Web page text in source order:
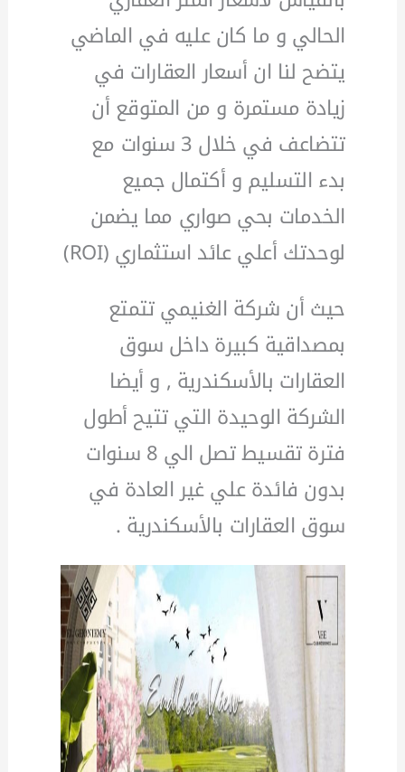
الحالي و ما كان عليه في الماضي
يتضح لنا ان أسعار العقارات في
زيادة مستمرة و من المتوقع أن
تتضاعف في خلال 3 سنوات مع
بدء التسليم و أكتمال جميع
الخدمات بحي صواري مما يضمن
لوحدتك أعلي عائد استثماري (ROI)
حيث أن شركة الغنيمي تتمتع
بمصداقية كبيرة داخل سوق
العقارات بالأسكندرية , و أيضا
الشركة الوحيدة التي تتيح أطول
فترة تقسيط تصل الي 8 سنوات
بدون فائدة علي غير العادة في
سوق العقارات بالأسكندرية .